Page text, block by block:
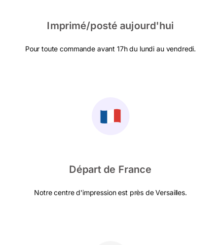
Imprimé/posté aujourd'hui
Pour toute commande avant 17h du lundi au vendredi.
Départ de France
Notre centre d'impression est près de Versailles.